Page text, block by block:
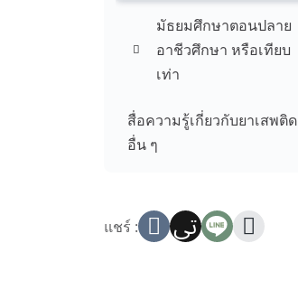
มัธยมศึกษาตอนปลาย
อาชีวศึกษา หรือเทียบ
เท่า
สื่อความรู้เกี่ยวกับยาเสพติด
อื่น ๆ
แชร์ :